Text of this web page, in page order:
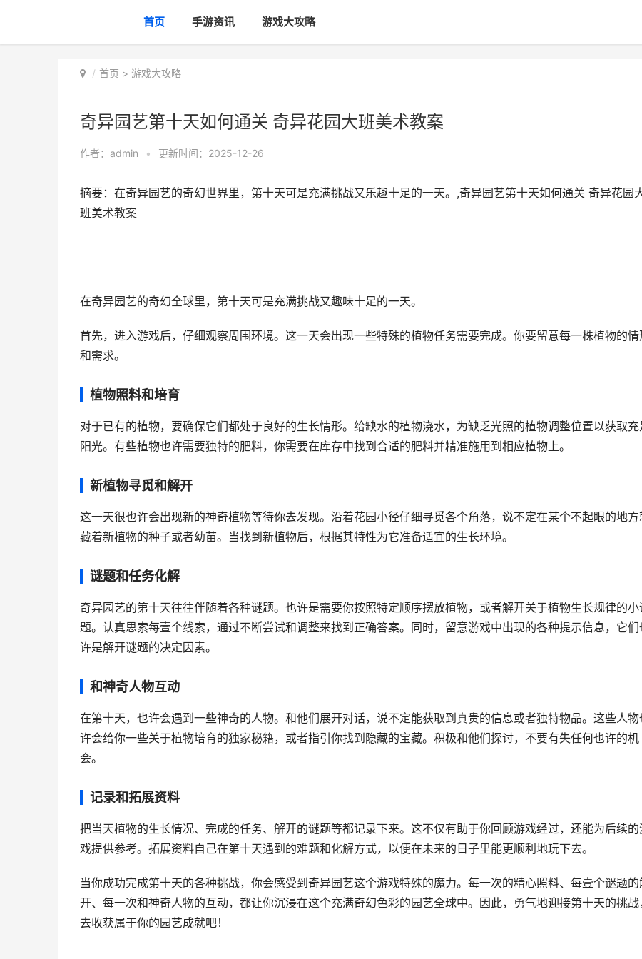
首页 手游资讯 游戏大攻略
首页 > 游戏大攻略
奇异园艺第十天如何通关 奇异花园大班美术教案
作者： admin • 更新时间：2025-12-26
摘要：在奇异园艺的奇幻世界里，第十天可是充满挑战又乐趣十足的一天。,奇异园艺第十天如何通关 奇异花园
班美术教案
在奇异园艺的奇幻全球里，第十天可是充满挑战又趣味十足的一天。
首先，进入游戏后，仔细观察周围环境。这一天会出现一些特殊的植物任务需要完成。你要留意每一株植物的情
和需求。
植物照料和培育
对于已有的植物，要确保它们都处于良好的生长情形。给缺水的植物浇水，为缺乏光照的植物调整位置以获取充
阳光。有些植物也许需要独特的肥料，你需要在库存中找到合适的肥料并精准施用到相应植物上。
新植物寻觅和解开
这一天很也许会出现新的神奇植物等待你去发现。沿着花园小径仔细寻觅各个角落，说不定在某个不起眼的地方
藏着新植物的种子或者幼苗。当找到新植物后，根据其特性为它准备适宜的生长环境。
谜题和任务化解
奇异园艺的第十天往往伴随着各种谜题。也许是需要你按照特定顺序摆放植物，或者解开关于植物生长规律的小
题。认真思索每壹个线索，通过不断尝试和调整来找到正确答案。同时，留意游戏中出现的各种提示信息，它们
许是解开谜题的决定因素。
和神奇人物互动
在第十天，也许会遇到一些神奇的人物。和他们展开对话，说不定能获取到真贵的信息或者独特物品。这些人物
许会给你一些关于植物培育的独家秘籍，或者指引你找到隐藏的宝藏。积极和他们探讨，不要有失任何也许的机
会。
记录和拓展资料
把当天植物的生长情况、完成的任务、解开的谜题等都记录下来。这不仅有助于你回顾游戏经过，还能为后续的
戏提供参考。拓展资料自己在第十天遇到的难题和化解方式，以便在未来的日子里能更顺利地玩下去。
当你成功完成第十天的各种挑战，你会感受到奇异园艺这个游戏特殊的魔力。每一次的精心照料、每壹个谜题的
开、每一次和神奇人物的互动，都让你沉浸在这个充满奇幻色彩的园艺全球中。因此，勇气地迎接第十天的挑战
去收获属于你的园艺成就吧！